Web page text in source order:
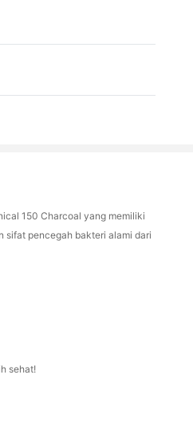
150 Charcoal yang memiliki
sifat pencegah bakteri alami dari
sehat!